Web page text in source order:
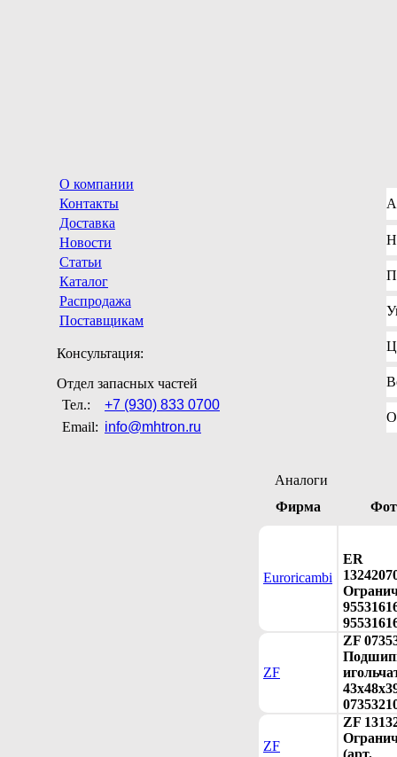
О компании
Контакты
Доставка
Новости
Статьи
Каталог
Распродажа
Поставщикам
Консультация:
Отдел запасных частей
Тел.:
+7 (930) 833 0700
Email: info@mhtron.ru
Аналоги
Фирма
Euroricambi
ER
ZF
ZF
ZF
ZF
(арт.